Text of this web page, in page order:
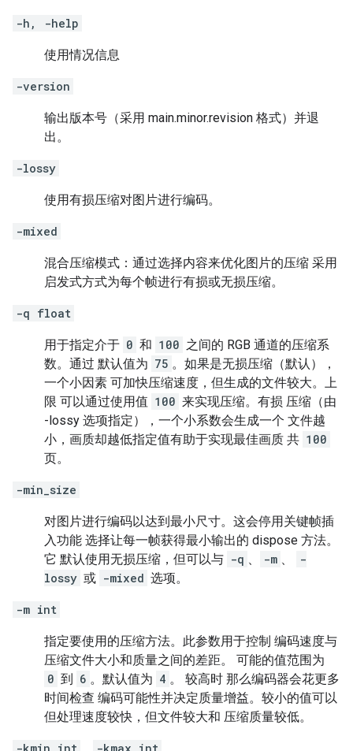
-h, -help
使用情况信息
-version
输出版本号（采用 main.minor.revision 格式）并退
出。
-lossy
使用有损压缩对图片进行编码。
-mixed
混合压缩模式：通过选择内容来优化图片的压缩 采用
启发式方式为每个帧进行有损或无损压缩。
-q float
用于指定介于 0 和 100 之间的 RGB 通道的压缩系
数。通过 默认值为 75 。如果是无损压缩（默认），
一个小因素 可加快压缩速度，但生成的文件较大。上
限 可以通过使用值 100 来实现压缩。有损 压缩（由
-lossy 选项指定），一个小系数会生成一个 文件越
小，画质却越低指定值有助于实现最佳画质 共 100
页。
-min_size
对图片进行编码以达到最小尺寸。这会停用关键帧插
入功能 选择让每一帧获得最小输出的 dispose 方法。
它 默认使用无损压缩，但可以与 -q 、 -m 、
-
lossy 或 -mixed 选项。
-m int
指定要使用的压缩方法。此参数用于控制 编码速度与
压缩文件大小和质量之间的差距。 可能的值范围为
0 到 6 。默认值为 4 。 较高时 那么编码器会花更多
时间检查 编码可能性并决定质量增益。较小的值可以
但处理速度较快，但文件较大和 压缩质量较低。